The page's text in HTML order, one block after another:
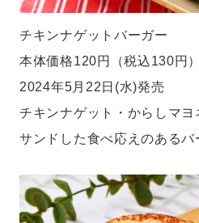
チキンナゲットバーガー
本体価格120円（税込130円）
2024年5月22日(水)発売
チキンナゲット・からしマ
サンドした食べ応えのあるバ